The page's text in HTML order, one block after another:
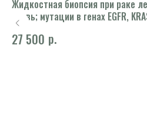
Жидкостная биопсия при раке
кровь; мутации в генах EGFR,
заключение врача -
исследовательскому отчету)
27 500 р.